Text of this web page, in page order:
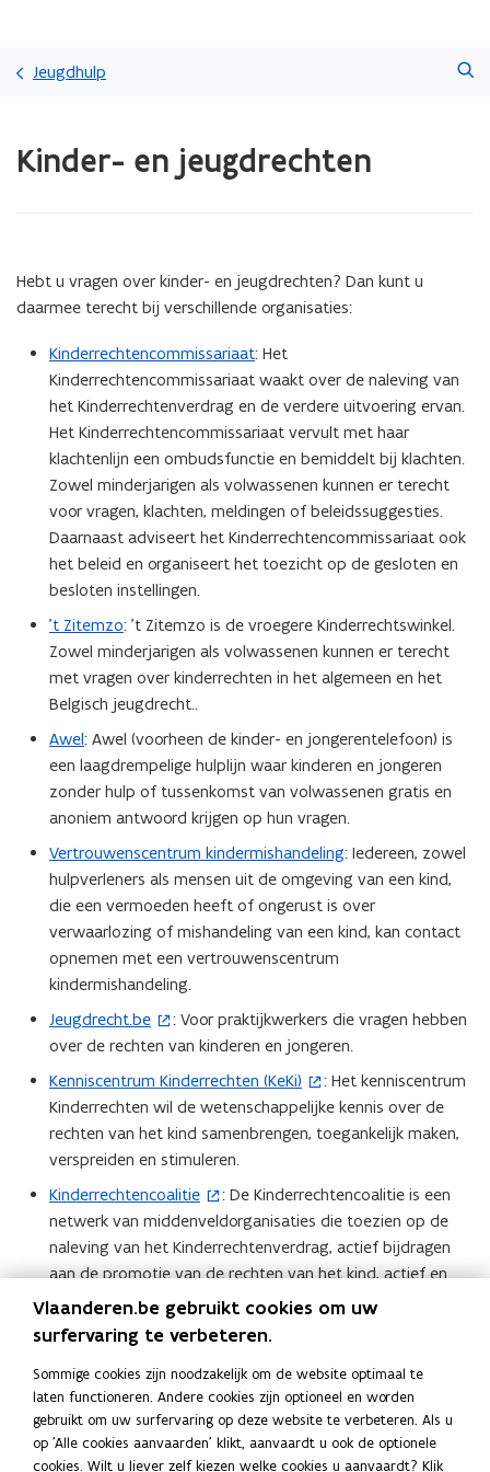
gaan
Jeugdhulp
met
laden.
Kinder-
Kinder- en jeugdrechten
Hebt u vragen over kinder- en jeugdrechten? Dan kunt u
daarmee terecht bij verschillende organisaties:
Kinderrechtencommissariaat: Het
Kinderrechtencommissariaat waakt over de naleving van
het Kinderrechtenverdrag en de verdere uitvoering ervan.
Het Kinderrechtencommissariaat vervult met haar
klachtenlijn een ombudsfunctie en bemiddelt bij klachten.
Zowel minderjarigen als volwassenen kunnen er terecht
voor vragen, klachten, meldingen of beleidssuggesties.
Daarnaast adviseert het Kinderrechtencommissariaat ook
het beleid en organiseert het toezicht op de gesloten en
besloten instellingen.
't Zitemzo: 't Zitemzo is de vroegere Kinderrechtswinkel.
Zowel minderjarigen als volwassenen kunnen er terecht
met vragen over kinderrechten in het algemeen en het
Belgisch jeugdrecht..
Awel: Awel (voorheen de kinder- en jongerentelefoon) is
een laagdrempelige hulplijn waar kinderen en jongeren
zonder hulp of tussenkomst van volwassenen gratis en
anoniem antwoord krijgen op hun vragen.
Vertrouwenscentrum kindermishandeling: Iedereen, zowel
hulpverleners als mensen uit de omgeving van een kind,
die een vermoeden heeft of ongerust is over
verwaarlozing of mishandeling van een kind, kan contact
opnemen met een vertrouwenscentrum
kindermishandeling.
Jeugdrecht.be
(
o
p
e
n
t
n
n
i
e
u
w
n
s
t
: Voor praktijkwerkers die vragen hebben
over de rechten van kinderen en jongeren.
Kenniscentrum Kinderrechten (KeKi)
(
o
p
e
n
t
i
n
i
e
u
w
v
e
: Het kenniscentrum
Kinderrechten wil de wetenschappelijke kennis over de
rechten van het kind samenbrengen, toegankelijk maken,
verspreiden en stimuleren.
Kinderrechtencoalitie
(
o
p
e
n
t
n
n
i
e
: De Kinderrechtencoalitie is een
netwerk van middenveldorganisaties die toezien op de
naleving van het Kinderrechtenverdrag, actief bijdragen
aan de promotie van de rechten van het kind, actief en
constructief bijdragen tot het rapportageproces over de
naleving van het Kinderrechtenverdrag.
p
e
n
Nationale Commissie voor de Rechten van het Kind werkt
aan Belgische rapporteringsopdrachten over
kinderrechten voor internationale instanties en formuleert
algemene beleidsaanbevelingen.
Vlaanderen.be gebruikt cookies om uw
surfervaring te verbeteren.
Sommige cookies zijn noodzakelijk om de website optimaal te
laten functioneren. Andere cookies zijn optioneel en worden
gebruikt om uw surfervaring op deze website te verbeteren. Als u
op 'Alle cookies aanvaarden' klikt, aanvaardt u ook de optionele
cookies. Wilt u liever zelf kiezen welke cookies u aanvaardt? Klik